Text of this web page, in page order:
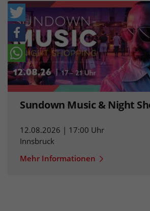
Sundown Music & Night
12.08.2026 | 17:00 Uhr
Innsbruck
Mehr Informationen